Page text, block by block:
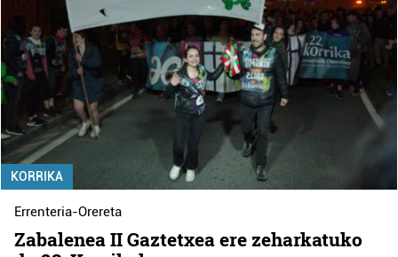
KORRIKA
Errenteria-Orereta
Zabalenea II Gaztetxea ere zeharkatuko